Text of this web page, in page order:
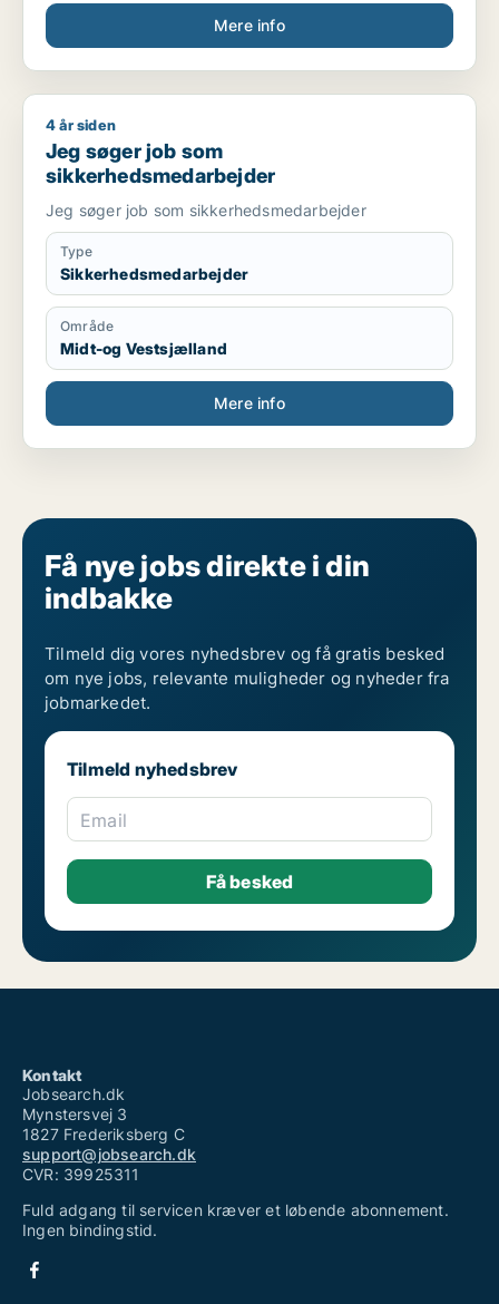
Mere info
Jeg søger job som sikkerhedsmedarbejder
4 år siden
Jeg søger job som
sikkerhedsmedarbejder
Jeg søger job som sikkerhedsmedarbejder
Type
Sikkerhedsmedarbejder
Område
Midt-og Vestsjælland
Mere info
Få nye jobs direkte i din
indbakke
Tilmeld dig vores nyhedsbrev og få gratis besked
om nye jobs, relevante muligheder og nyheder fra
jobmarkedet.
Tilmeld nyhedsbrev
Email
Kontakt
Jobsearch.dk
Mynstersvej 3
1827 Frederiksberg C
support@jobsearch.dk
CVR: 39925311
Fuld adgang til servicen kræver et løbende abonnement.
Ingen bindingstid.